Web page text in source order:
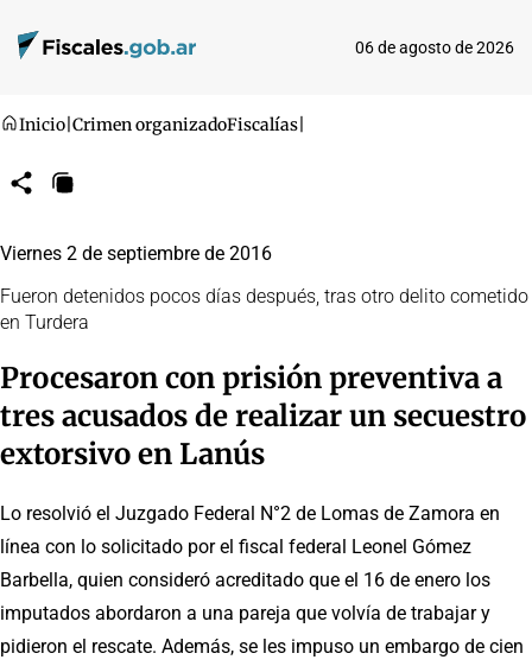
06 de agosto de 2026
Inicio Crimen organizadoFiscalías
CompartirCopiar
Viernes 2 de septiembre de 2016
Fueron detenidos pocos días después, tras otro delito cometido
en Turdera
Procesaron con prisión preventiva a
tres acusados de realizar un secuestro
extorsivo en Lanús
Lo resolvió el Juzgado Federal N°2 de Lomas de Zamora en
línea con lo solicitado por el fiscal federal Leonel Gómez
Barbella, quien consideró acreditado que el 16 de enero los
imputados abordaron a una pareja que volvía de trabajar y
pidieron el rescate. Además, se les impuso un embargo de cien